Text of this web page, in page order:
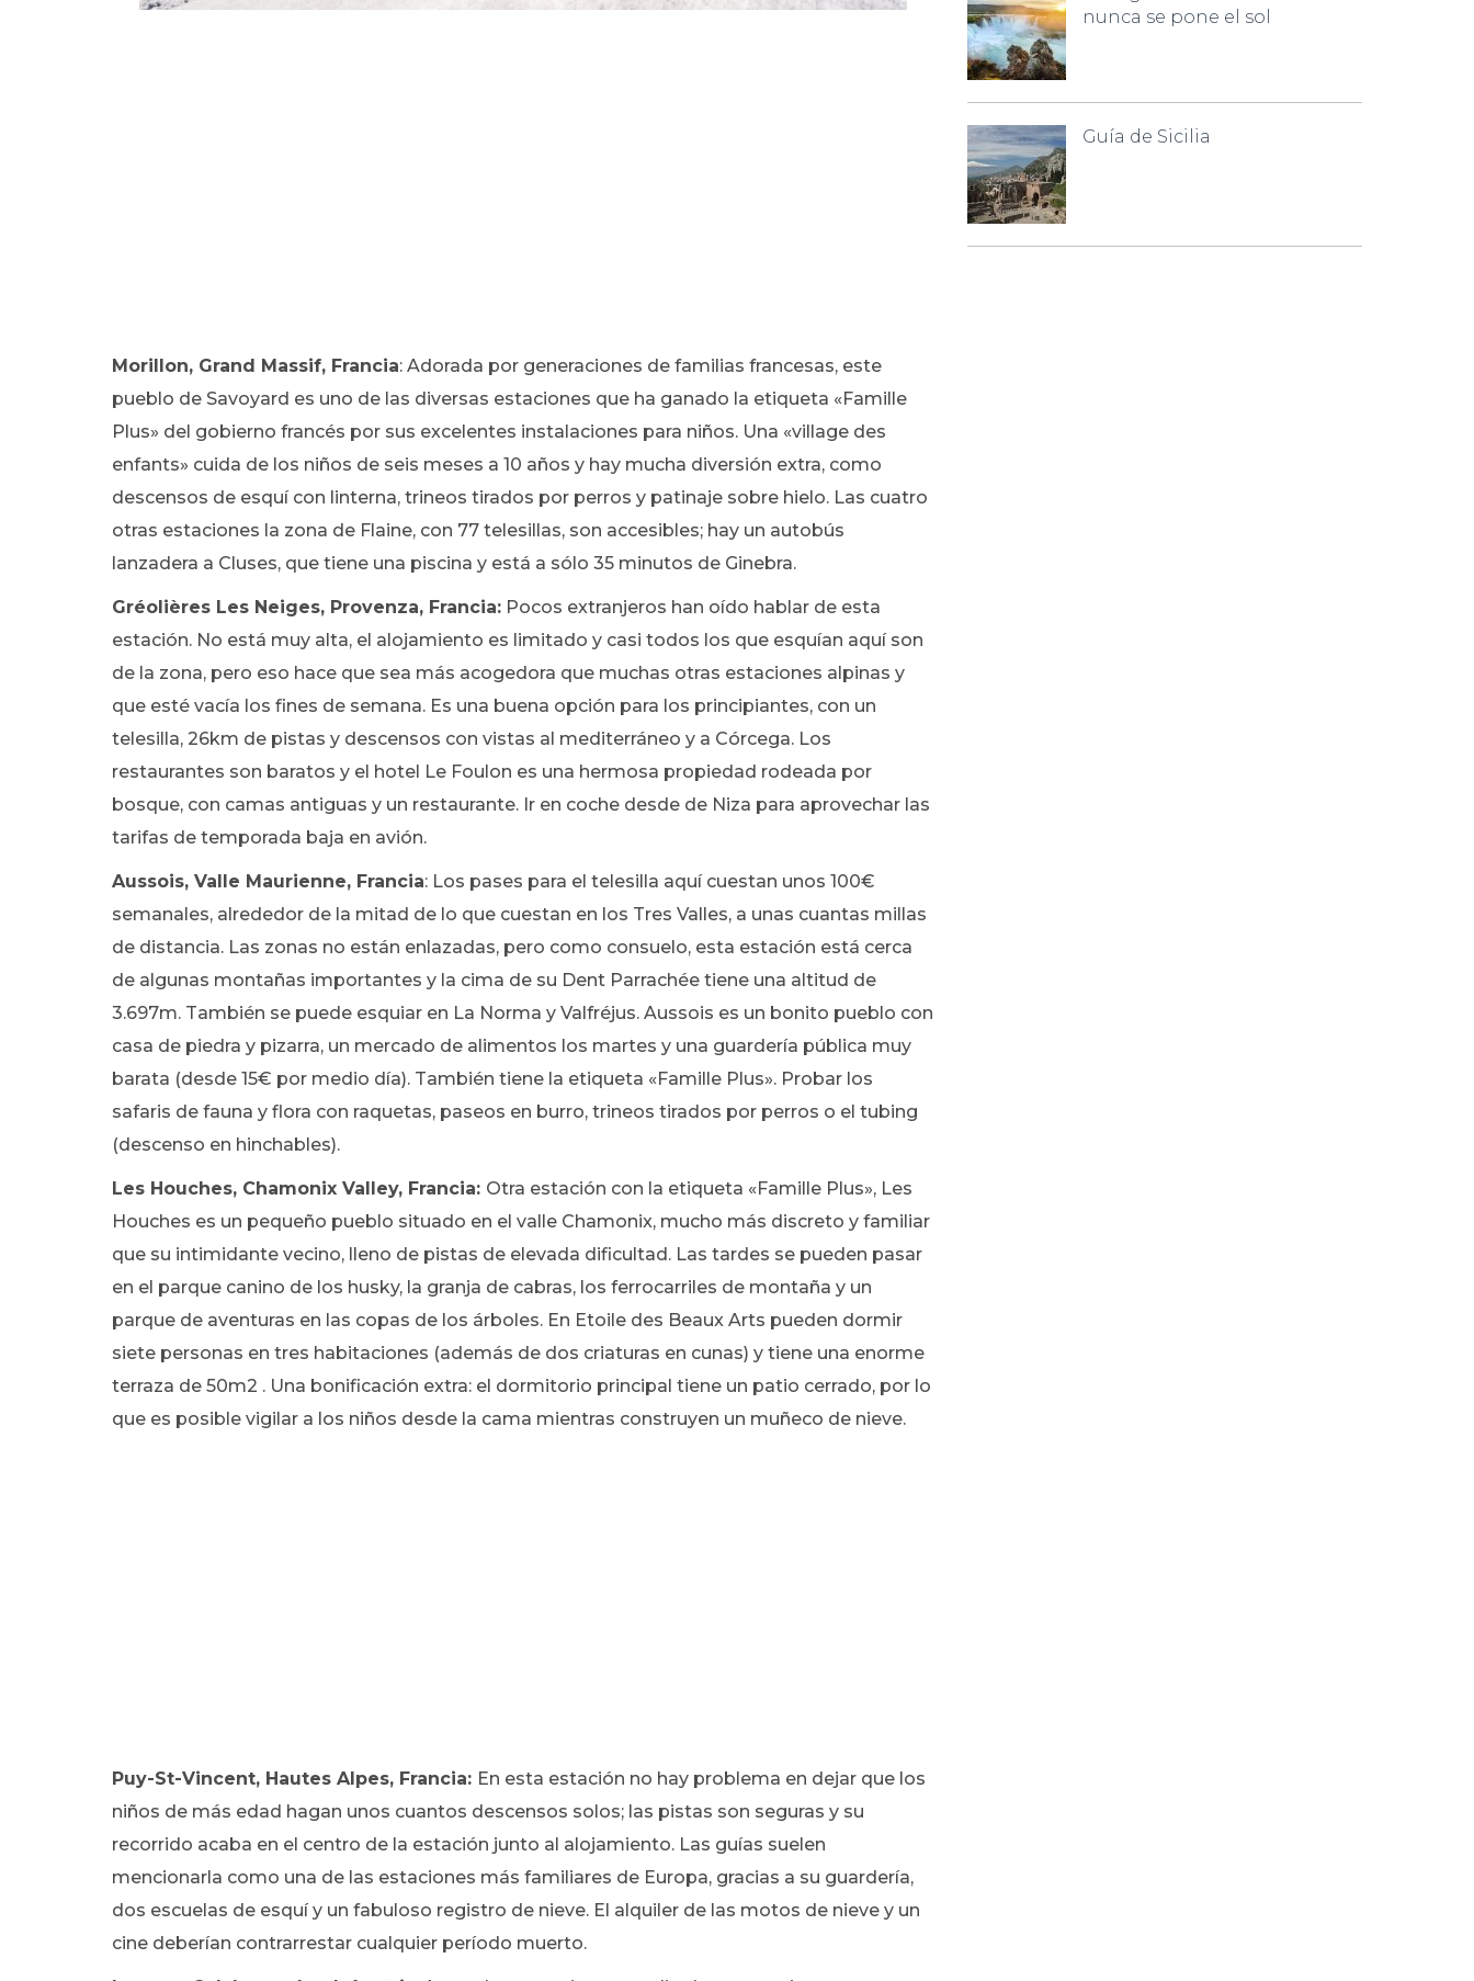
Morillon, Grand Massif, Francia: Adorada por generaciones de familias francesas, este
pueblo de Savoyard es uno de las diversas estaciones que ha ganado la etiqueta «Famille
Plus» del gobierno francés por sus excelentes instalaciones para niños. Una «village des
enfants» cuida de los niños de seis meses a 10 años y hay mucha diversión extra, como
descensos de esquí con linterna, trineos tirados por perros y patinaje sobre hielo. Las cuatro
otras estaciones la zona de Flaine, con 77 telesillas, son accesibles; hay un autobús
lanzadera a Cluses, que tiene una piscina y está a sólo 35 minutos de Ginebra.
Gréolières Les Neiges, Provenza, Francia: Pocos extranjeros han oído hablar de esta
estación. No está muy alta, el alojamiento es limitado y casi todos los que esquían aquí son
de la zona, pero eso hace que sea más acogedora que muchas otras estaciones alpinas y
que esté vacía los fines de semana. Es una buena opción para los principiantes, con un
telesilla, 26km de pistas y descensos con vistas al mediterráneo y a Córcega. Los
restaurantes son baratos y el hotel Le Foulon es una hermosa propiedad rodeada por
bosque, con camas antiguas y un restaurante. Ir en coche desde de Niza para aprovechar las
tarifas de temporada baja en avión.
Aussois, Valle Maurienne, Francia: Los pases para el telesilla aquí cuestan unos 100€
semanales, alrededor de la mitad de lo que cuestan en los Tres Valles, a unas cuantas millas
de distancia. Las zonas no están enlazadas, pero como consuelo, esta estación está cerca
de algunas montañas importantes y la cima de su Dent Parrachée tiene una altitud de
3.697m. También se puede esquiar en La Norma y Valfréjus. Aussois es un bonito pueblo con
casa de piedra y pizarra, un mercado de alimentos los martes y una guardería pública muy
barata (desde 15€ por medio día). También tiene la etiqueta «Famille Plus». Probar los
safaris de fauna y flora con raquetas, paseos en burro, trineos tirados por perros o el tubing
(descenso en hinchables).
Les Houches, Chamonix Valley, Francia: Otra estación con la etiqueta «Famille Plus», Les
Houches es un pequeño pueblo situado en el valle Chamonix, mucho más discreto y familiar
que su intimidante vecino, lleno de pistas de elevada dificultad. Las tardes se pueden pasar
en el parque canino de los husky, la granja de cabras, los ferrocarriles de montaña y un
parque de aventuras en las copas de los árboles. En Etoile des Beaux Arts pueden dormir
siete personas en tres habitaciones (además de dos criaturas en cunas) y tiene una enorme
terraza de 50m2 . Una bonificación extra: el dormitorio principal tiene un patio cerrado, por lo
que es posible vigilar a los niños desde la cama mientras construyen un muñeco de nieve.
Puy-St-Vincent, Hautes Alpes, Francia: En esta estación no hay problema en dejar que los
niños de más edad hagan unos cuantos descensos solos; las pistas son seguras y su
recorrido acaba en el centro de la estación junto al alojamiento. Las guías suelen
mencionarla como una de las estaciones más familiares de Europa, gracias a su guardería,
dos escuelas de esquí y un fabuloso registro de nieve. El alquiler de las motos de nieve y un
cine deberían contrarrestar cualquier período muerto.
nunca se pone el sol
Guía de Sicilia